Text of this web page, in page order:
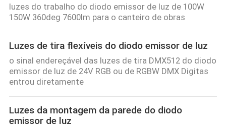
luzes do trabalho do diodo emissor de luz de 100W
150W 360deg 7600lm para o canteiro de obras
Luzes de tira flexíveis do diodo emissor de luz
o sinal endereçável das luzes de tira DMX512 do diodo
emissor de luz de 24V RGB ou de RGBW DMX Digitas
entrou diretamente
Luzes da montagem da parede do diodo
emissor de luz